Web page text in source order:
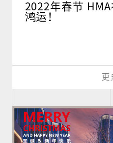
2022年春节
鸿运！
更